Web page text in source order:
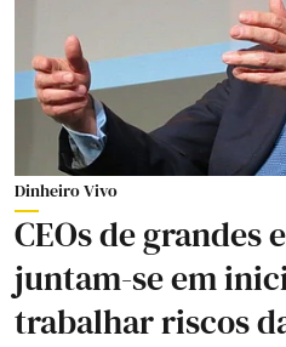
Dinheiro Vivo
CEOs de grandes
juntam-se em
trabalhar riscos